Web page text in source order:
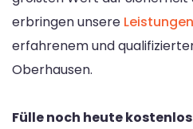
erbringen unsere Leistungen
erfahrenem und
Oberhausen.
Fülle noch heute